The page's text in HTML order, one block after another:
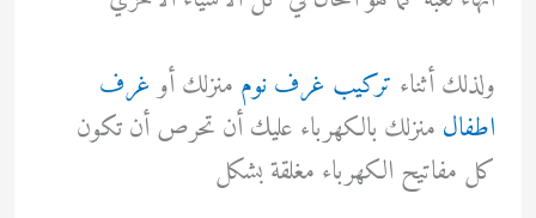
ولذلك أثناء تركيب غرف نوم منزلك أوغرف
اطفال منزلك بالكهرباء عليك أن تحرص أن تكون
كل مفاتيح الكهرباء مغلقة بشكل